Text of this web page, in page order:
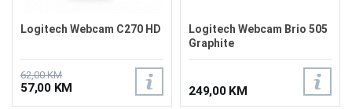
Logitech Webcam C270 HD
62,00 KM
57,00 KM
Logitech Webcam Brio 505
Graphite
249,00 KM